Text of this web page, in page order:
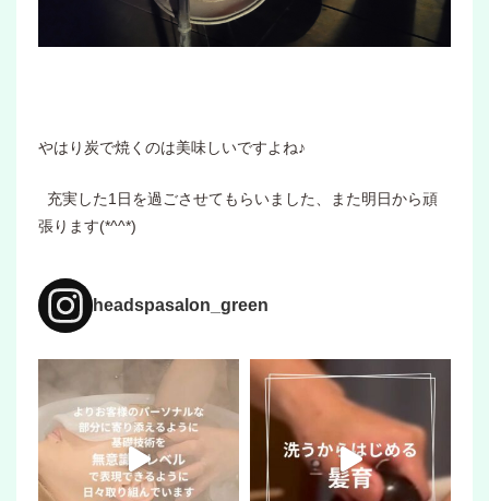
やはり炭で焼くのは美味しいですよね♪
充実した1日を過ごさせてもらいました、また明日から頑
張ります(*^^*)
headspasalon_green